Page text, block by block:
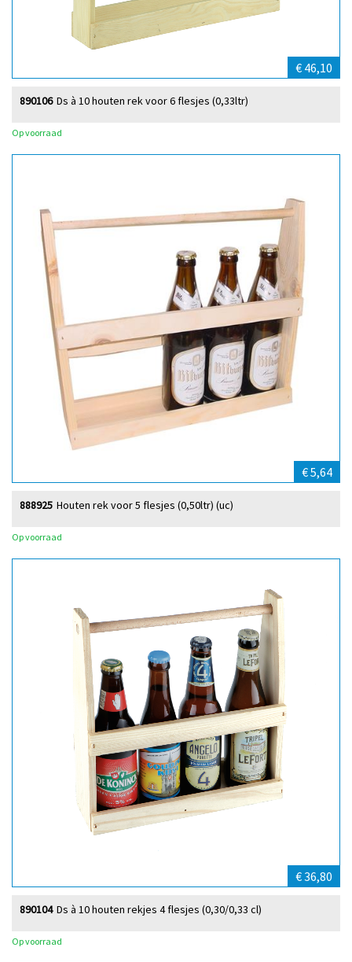
€ 46,10
Ds à 10 houten rek voor 6 flesjes (0,33ltr)
890106
Op voorraad
€ 5,64
Houten rek voor 5 flesjes (0,50ltr) (uc)
888925
Op voorraad
€ 36,80
Ds à 10 houten rekjes 4 flesjes (0,30/0,33 cl)
890104
Op voorraad